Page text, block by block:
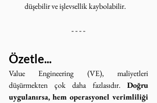
düşebilir ve işlevsellik kaybolabilir.
Özetle...
Value Engineering (VE), maliyetleri
düşürmekten çok daha fazlasıdır. Doğru
uygulanırsa, hem operasyonel verimliliği